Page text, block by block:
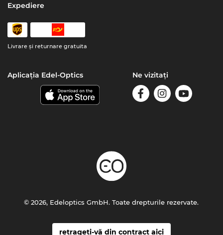
Expediere
Livrare şi returnare gratuita
Aplicația Edel-Optics Ne vizitați
retrageți-vă din contract aici
© 2026, Edeloptics GmbH. Toate drepturile rezervate.